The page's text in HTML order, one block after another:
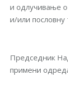
и одлучивање
и/или пословну
Председник
примени